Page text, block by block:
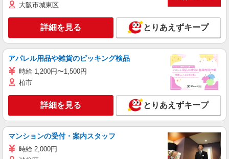
大阪市城東区
詳細を見る とりあえずキープ
アパレル用品や雑貨のピッキング検品
時給 1,200円〜1,500円
柏市
詳細を見る とりあえずキープ
マンションの受付・案内スタッフ
時給 2,000円